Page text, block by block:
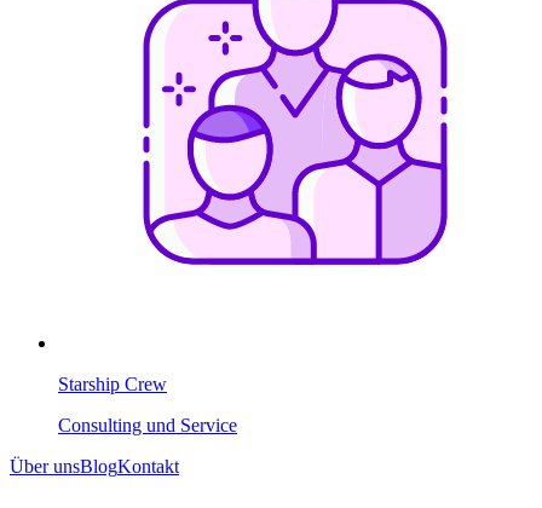
Starship Crew
Consulting und Service
Über unsBlogKontakt